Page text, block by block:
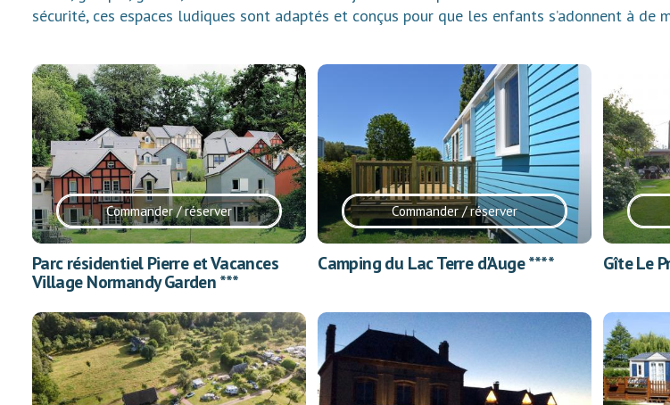
sécurité, ces espaces ludiques sont adaptés et conçus pour que les enfants s’adonnent à de
Commander / réserver
Parc résidentiel Pierre et Vacances
Village Normandy Garden ***
Commander / réserver
Camping du Lac Terre d'Auge **** Gîte Le